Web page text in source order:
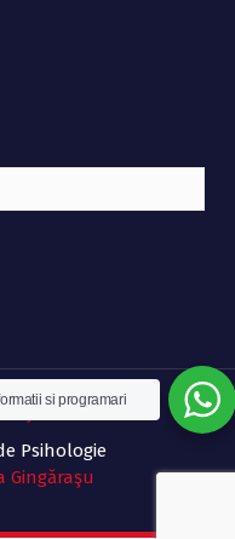
Psihologie
Gingăraşu
si programari